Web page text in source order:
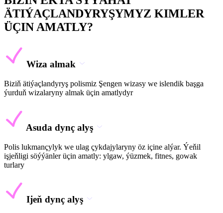
ÄTIÝAÇLANDYRYŞYMYZ KIMLER
ÜÇIN AMATLY?
Wiza almak
Biziň ätiýaçlandyryş polismiz Şengen wizasy we islendik başga
ýurduň wizalaryny almak üçin amatlydyr
Asuda dynç alyş
Polis lukmançylyk we ulag çykdajylaryny öz içine alýar. Ýeňil
işjeňligi söýýänler üçin amatly: ylgaw, ýüzmek, fitnes, gowak
turlary
Ijeň dynç alyş